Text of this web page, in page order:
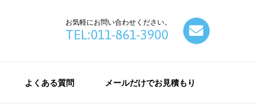
お気軽にお問い合わせください。
TEL:011-861-3900
よくある質問 メールだけでお見積もり